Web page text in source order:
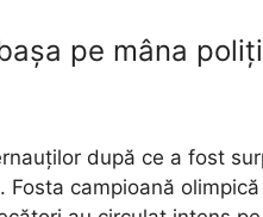
pe mâna
după ce a fost
campioană